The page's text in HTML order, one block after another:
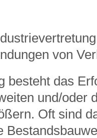
von
besteht das
und/oder
Oft sind